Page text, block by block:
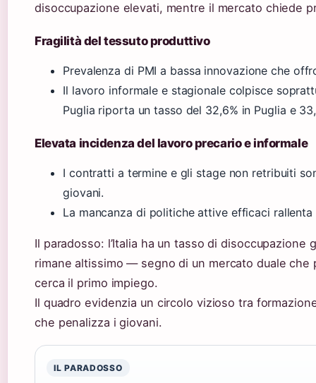
disoccupazione elevati, mentre il mercato chiede
Fragilità del tessuto produttivo
Prevalenza di PMI a bassa innovazione che
Il lavoro informale e stagionale colpisce
Puglia riporta un tasso del 32,6% in Puglia e
Elevata incidenza del lavoro precario e informale
I contratti a termine e gli stage non retribuiti
giovani.
La mancanza di politiche attive efficaci rallenta
Il paradosso: l’Italia ha un tasso di disoccupazione
rimane altissimo — segno di un mercato duale
cerca il primo impiego.
Il quadro evidenzia un circolo vizioso tra
che penalizza i giovani.
IL PARADOSSO